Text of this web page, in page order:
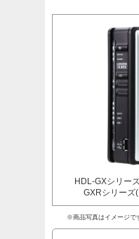
HDL-GXシリー
GXRシリー
※商品写真はイメージで